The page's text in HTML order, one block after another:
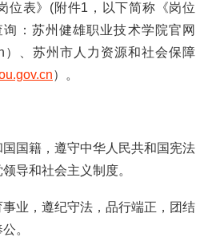
位表》(附件1，以下简称《岗位
：苏州健雄职业技术学院官网
）、苏州市人力资源和社会保障
）。
国国籍，遵守中华人民共和国宪法
导和社会主义制度。
事业，遵纪守法，品行端正，团结
。